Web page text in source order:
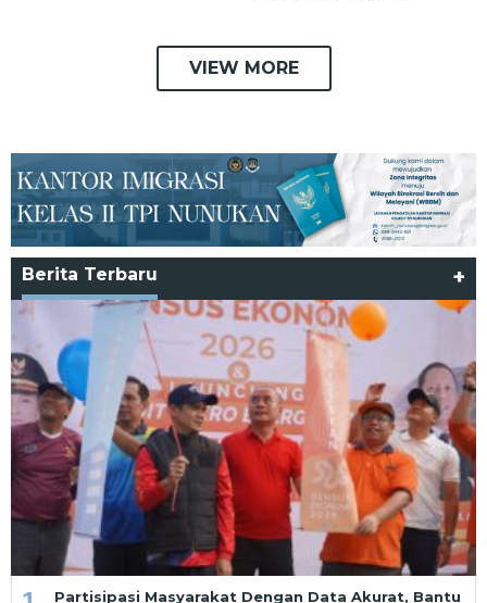
VIEW MORE
Berita Terbaru +
Partisipasi Masyarakat Dengan Data Akurat, Bantu